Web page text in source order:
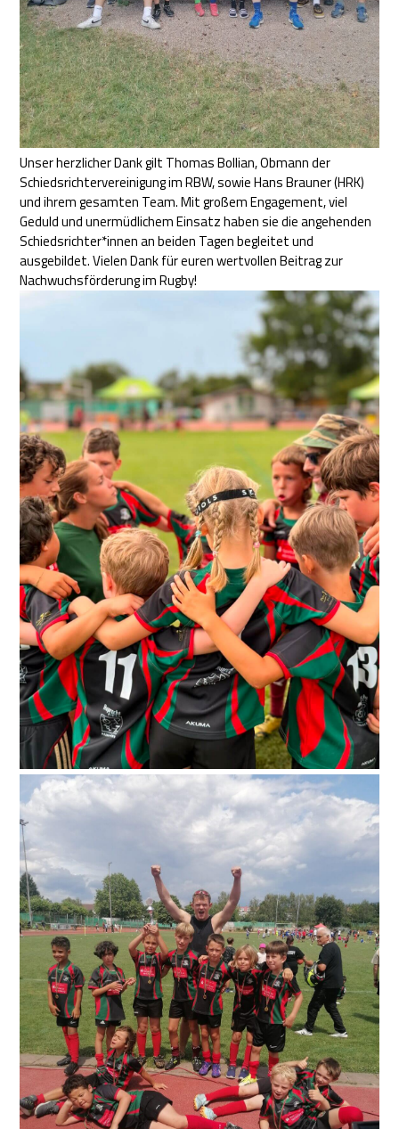
Unser herzlicher Dank gilt Thomas Bollian, Obmann der
Schiedsrichtervereinigung im RBW, sowie Hans Brauner (HRK)
und ihrem gesamten Team. Mit großem Engagement, viel
Geduld und unermüdlichem Einsatz haben sie die angehenden
Schiedsrichter*innen an beiden Tagen begleitet und
ausgebildet. Vielen Dank für euren wertvollen Beitrag zur
Nachwuchsförderung im Rugby!